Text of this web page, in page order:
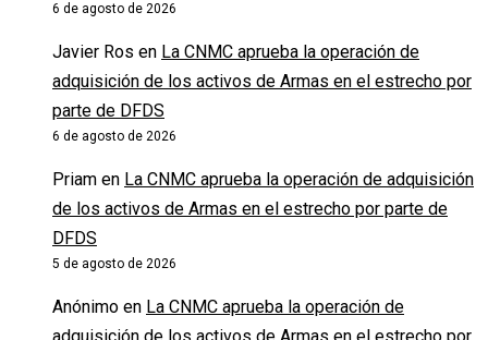
6 de agosto de 2026
Javier Ros en La CNMC aprueba la operación de
adquisición de los activos de Armas en el estrecho por
parte de DFDS
6 de agosto de 2026
Priam en La CNMC aprueba la operación de adquisición
de los activos de Armas en el estrecho por parte de
DFDS
5 de agosto de 2026
Anónimo en La CNMC aprueba la operación de